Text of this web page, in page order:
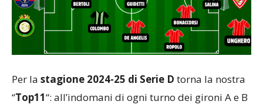
Per la stagione 2024-25 di Serie D torna la nostra
“Top11“: all’indomani di ogni turno dei gironi A e B